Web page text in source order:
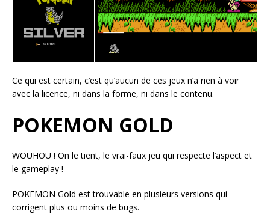
Ce qui est certain, c’est qu’aucun de ces jeux n’a rien à voir
avec la licence, ni dans la forme, ni dans le contenu.
POKEMON GOLD
WOUHOU ! On le tient, le vrai-faux jeu qui respecte l’aspect et
le gameplay !
POKEMON Gold est trouvable en plusieurs versions qui
corrigent plus ou moins de bugs.